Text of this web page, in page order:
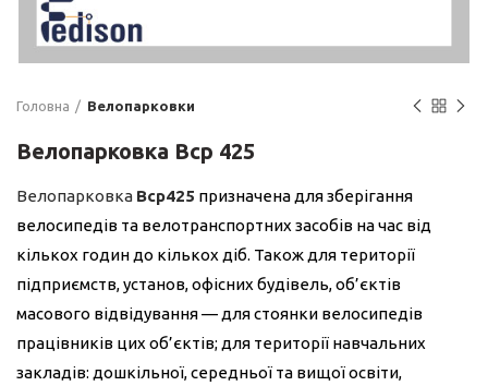
Головна Велопарковки
Велопарковка Bcp 425
Велопарковка Bcp425 призначена для зберігання
велосипедів та велотранспортних засобів на час від
кількох годин до кількох діб. Також для території
підприємств, установ, офісних будівель, об’єктів
масового відвідування — для стоянки велосипедів
працівників цих об’єктів; для території навчальних
закладів: дошкільної, середньої та вищої освіти,